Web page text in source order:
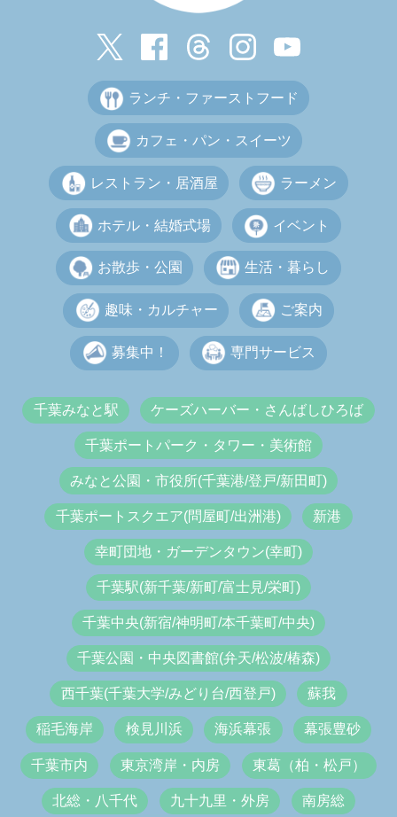
ランチ・ファーストフード
カフェ・パン・スイーツ
レストラン・居酒屋 ラーメン
ホテル・結婚式場 イベント
お散歩・公園 生活・暮らし
趣味・カルチャー ご案内
募集中！ 専門サービス
千葉みなと駅 ケーズハーバー・さんばしひろば
千葉ポートパーク・タワー・美術館
みなと公園・市役所(千葉港/登戸/新田町)
千葉ポートスクエア(問屋町/出洲港) 新港
幸町団地・ガーデンタウン(幸町)
千葉駅(新千葉/新町/富士見/栄町)
千葉中央(新宿/神明町/本千葉町/中央)
千葉公園・中央図書館(弁天/松波/椿森)
西千葉(千葉大学/みどり台/西登戸) 蘇我
稲毛海岸 検見川浜 海浜幕張 幕張豊砂
千葉市内 東京湾岸・内房 東葛（柏・松戸）
北総・八千代 九十九里・外房 南房総